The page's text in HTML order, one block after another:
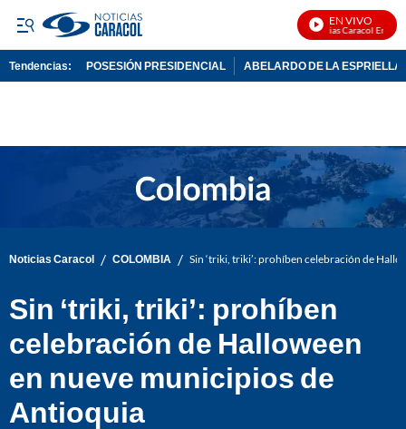
EN VIVO
Noticias Caracol En Vivo
Tendencias: POSESIÓN PRESIDENCIAL ABELARDO DE LA ESPRIELLA
Noticias Caracol / COLOMBIA / Sin ‘triki, triki’: prohíben celebración de
Sin ‘triki, triki’: prohíben
celebración de Halloween
en nueve municipios de
Antioquia